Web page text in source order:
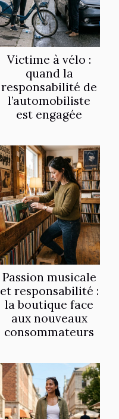
Victime à vélo :
quand la
responsabilité de
l’automobiliste
est engagée
Passion musicale
et responsabilité :
la boutique face
aux nouveaux
consommateurs